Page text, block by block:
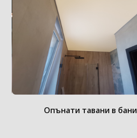
Опънати тавани в бани